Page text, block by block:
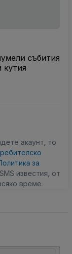
събития
акаунт, то
за
известия, от
време.